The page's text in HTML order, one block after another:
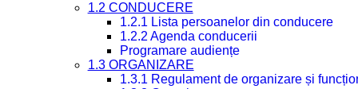
1.2 CONDUCERE
1.2.1 Lista persoanelor din conducere
1.2.2 Agenda conducerii
Programare audiențe
1.3 ORGANIZARE
1.3.1 Regulament de organizare și